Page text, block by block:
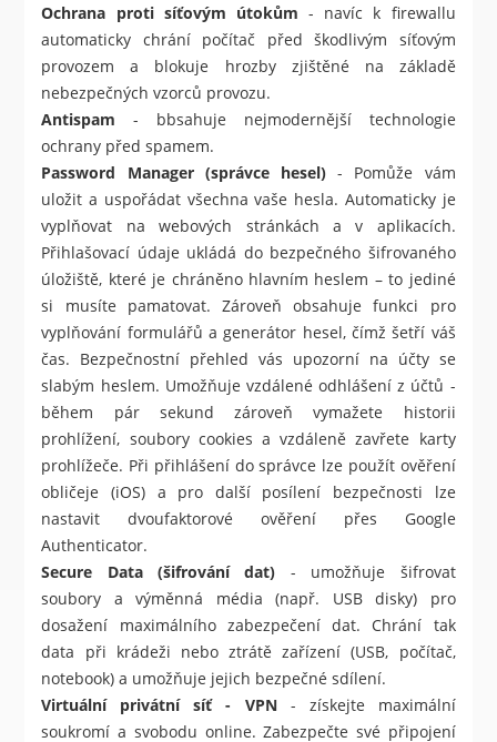
Ochrana proti síťovým útokům - navíc k firewallu
automaticky chrání počítač před škodlivým síťovým
provozem a blokuje hrozby zjištěné na základě
nebezpečných vzorců provozu.
Antispam - bbsahuje nejmodernější technologie
ochrany před spamem.
Password Manager (správce hesel) - Pomůže vám
uložit a uspořádat všechna vaše hesla. Automaticky je
vyplňovat na webových stránkách a v aplikacích.
Přihlašovací údaje ukládá do bezpečného šifrovaného
úložiště, které je chráněno hlavním heslem – to jediné
si musíte pamatovat. Zároveň obsahuje funkci pro
vyplňování formulářů a generátor hesel, čímž šetří váš
čas. Bezpečnostní přehled vás upozorní na účty se
slabým heslem. Umožňuje vzdálené odhlášení z účtů -
během pár sekund zároveň vymažete historii
prohlížení, soubory cookies a vzdáleně zavřete karty
prohlížeče. Při přihlášení do správce lze použít ověření
obličeje (iOS) a pro další posílení bezpečnosti lze
nastavit dvoufaktorové ověření přes Google
Authenticator.
Secure Data (šifrování dat) - umožňuje šifrovat
soubory a výměnná média (např. USB disky) pro
dosažení maximálního zabezpečení dat. Chrání tak
data při krádeži nebo ztrátě zařízení (USB, počítač,
notebook) a umožňuje jejich bezpečné sdílení.
Virtuální privátní síť - VPN- získejte maximální
soukromí a svobodu online. Zabezpečte své připojení